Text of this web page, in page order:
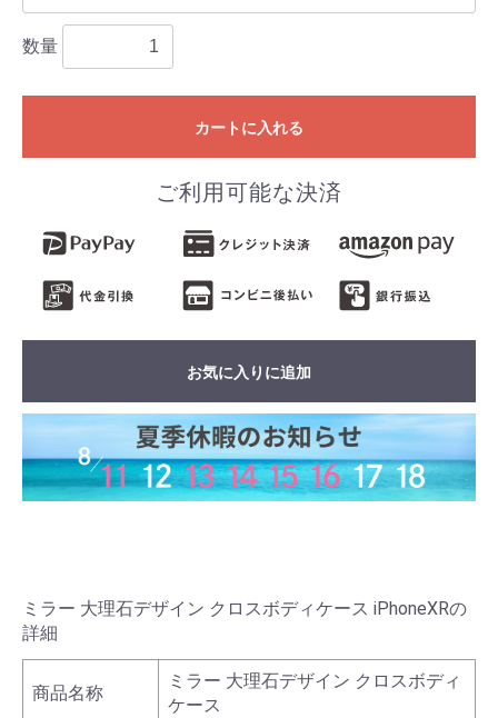
数量
カートに入れる
ご利用可能な決済
お気に入りに追加
ミラー 大理石デザイン クロスボディケース iPhoneXRの
詳細
商品名称
ミラー 大理石デザイン クロスボディ
ケース